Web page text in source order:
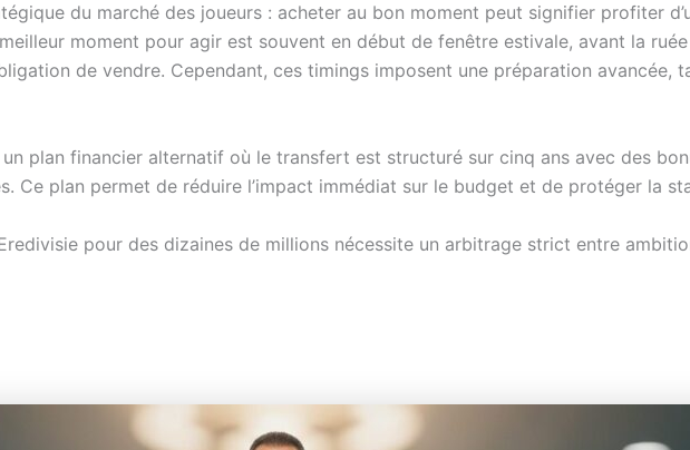
du marché des joueurs : acheter au bon moment peut signifier profiter
moment pour agir est souvent en début de fenêtre estivale, avant la
de vendre. Cependant, ces timings imposent une préparation avancée,
plan financier alternatif où le transfert est structuré sur cinq ans avec des
Ce plan permet de réduire l’impact immédiat sur le budget et de protéger la
pour des dizaines de millions nécessite un arbitrage strict entre